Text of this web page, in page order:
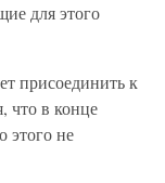
для этого
присоединить к
что в конце
этого не